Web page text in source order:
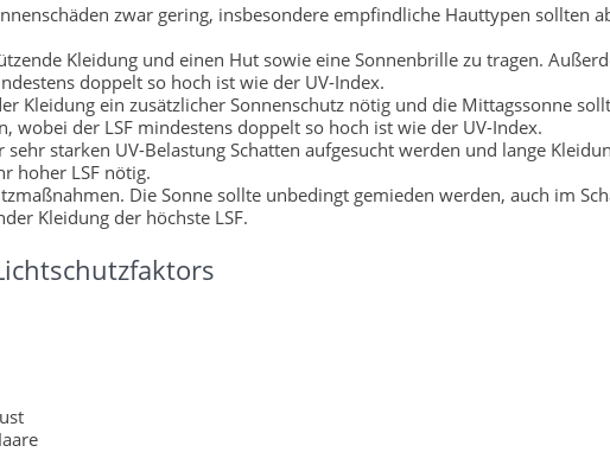
zwar gering, insbesondere empfindliche Hauttypen sollten
Kleidung und einen Hut sowie eine Sonnenbrille zu tragen.
doppelt so hoch ist wie der UV-Index.
Kleidung ein zusätzlicher Sonnenschutz nötig und die Mittagssonne
wobei der LSF mindestens doppelt so hoch ist wie der UV-Index.
starken UV-Belastung Schatten aufgesucht werden und lange
hoher LSF nötig.
Die Sonne sollte unbedingt gemieden werden, auch im
Kleidung der höchste LSF.